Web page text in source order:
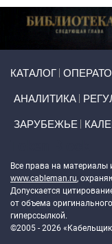
КАТАЛОГ
АНАЛИТИКА
ЗАРУБЕЖЬЕ
Все права на материалы
www.cableman.ru,
Допускается
от объема
гиперссылкой.
©2005 - 2026